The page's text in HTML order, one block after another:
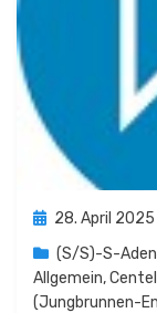
Posted
28. April 2025
(S/S)-S-
Allgemein,
(Jungbrunnen-